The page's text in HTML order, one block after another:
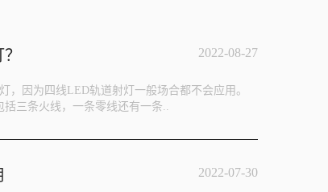
2022-08-27
，因为四线LED轨道射灯一般场合都不会应用。
三条火线，一条零线还有一条..
2022-07-30